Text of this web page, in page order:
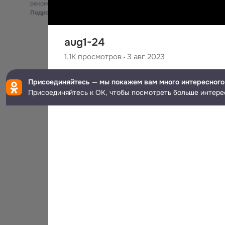
aug1-24
1.1K просмотров 3 авг 2023
Brandon Ly
рекомендательные технологии
Подробнее
Присоединяйтесь — мы покажем вам много интересного
Присоединяйтесь к ОК, чтобы посмотреть больше